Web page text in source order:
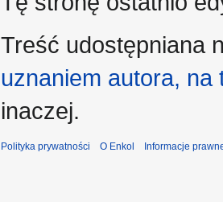
Treść udostępniana
uznaniem autora,
inaczej.
Polityka prywatności O Enkol Informacje